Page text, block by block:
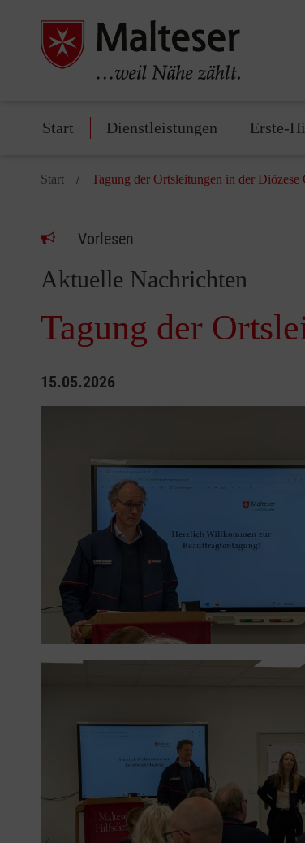
Start Dienstleistungen Erste-
Start Tagung der Ortsleitungen in der Diözese
Vorlesen
Aktuelle Nachrichten
Tagung der
15.05.2026